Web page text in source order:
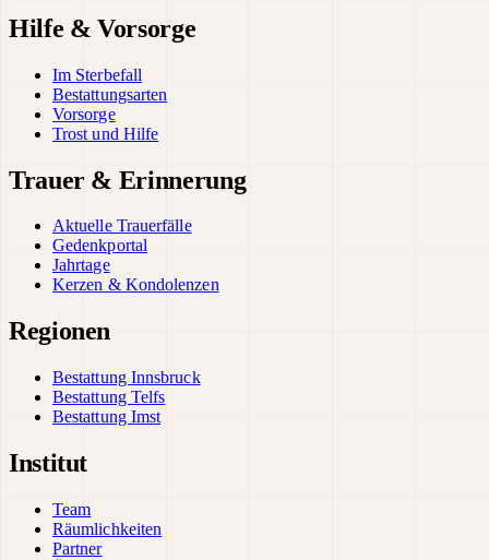
Hilfe & Vorsorge
Im Sterbefall
Bestattungsarten
Vorsorge
Trost und Hilfe
Trauer & Erinnerung
Aktuelle Trauerfälle
Gedenkportal
Jahrtage
Kerzen & Kondolenzen
Regionen
Bestattung Innsbruck
Bestattung Telfs
Bestattung Imst
Institut
Team
Räumlichkeiten
Partner